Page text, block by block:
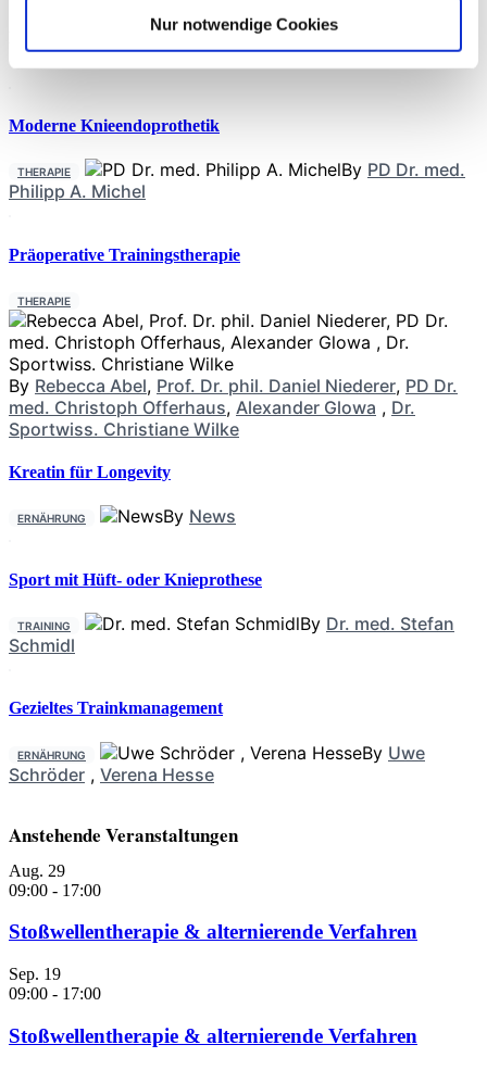
Nur notwendige Cookies
BHB zu nutzen, die
Moderne Knieendoprothetik
THERAPIE By PD Dr. med.
Philipp A. Michel
Präoperative Trainingstherapie
THERAPIE
By Rebecca Abel, Prof. Dr. phil. Daniel Niederer, PD Dr.
med. Christoph Offerhaus, Alexander Glowa , Dr.
Sportwiss. Christiane Wilke
Kreatin für Longevity
ERNÄHRUNG By News
Sport mit Hüft- oder Knieprothese
TRAINING By Dr. med. Stefan
Schmidl
Gezieltes Trainkmanagement
ERNÄHRUNG By Uwe
Schröder , Verena Hesse
Anstehende Veranstaltungen
Aug. 29
09:00 - 17:00
Stoßwellentherapie & alternierende Verfahren
Sep. 19
09:00 - 17:00
Stoßwellentherapie & alternierende Verfahren